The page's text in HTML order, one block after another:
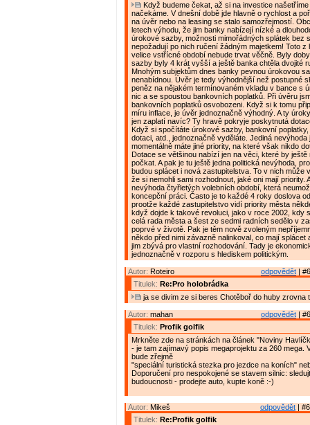
Když budeme čekat, až si na investice
načekáme. V dnešní době jde hlavně o rychlost a
na úvěr nebo na leasing se stalo samozřejmostí.
letech výhodu, že jim banky nabízejí nízké a
úrokové sazby, možnosti mimořádných splátek bez
nepožadují po nich ručení žádným majetkem! Toto z
velice vstřícné období nebude trvat věčně. Byly
sazby byly 4 krát vyšší a ještě banka chtěla dvojité
Mnohým subjektům dnes banky pevnou úrokovou
nenabídnou. Úvěr je tedy výhodnější než postupné
peněz na nějakém termínovaném vkladu v bance s
nic a se spoustou bankovních poplatků. Při úvěru
bankovních poplatků osvobozeni. Když si k tomu
míru inflace, je úvěr jednoznačně výhodný. A ty
jen zaplatí navíc? Ty hravě pokryje poskytnutá
Když si spočítáte úrokové sazby, bankovní poplatky,
dotaci, atd., jednoznačně vyděláte. Jediná nevýhoda
momentálně máte jiné priority, na které však nikdo
Dotace se většinou nabízí jen na věci, které by ještě
počkat. A pak je tu ještě jedna politická nevýhoda,
budou splácet i nová zastupitelstva. To v nich může
že si nemohli sami rozhodnout, jaké oni mají priority.
nevýhoda čtyřletých volebních období, která
koncepční práci. Často je to každé 4 roky doslova
prootže každé zastupitelstvo vidí priority města
když dojde k takové revoluci, jako v roce 2002, kdy
celá rada města a šest ze sedmi radních sedělo v
poprvé v životě. Pak je těm nově zvoleným
někdo před nimi závazně nalinkoval, co mají splácet
jim zbývá pro vlastní rozhodování. Tady je
jednoznačně v rozporu s hlediskem politickým.
odpovědět |
Autor: Roteiro
Titulek: Re:Pro holobrádka
ja se divim ze si beres Chotěboř do huby zrovna
odpovědět |
Autor: mahan
Titulek: Profik golfik
Mrkněte zde na stránkách na článek "Noviny
- je tam zajímavý popis megaprojektu za 260 mega.
bude zřejmě
"speciální turistická stezka pro jezdce na koních"
Doporučení pro nespokojené se stavem silnic:
budoucnosti - prodejte auto, kupte koně :-)
odpovědět |
Autor: Mikeš
Titulek: Re:Profik golfik